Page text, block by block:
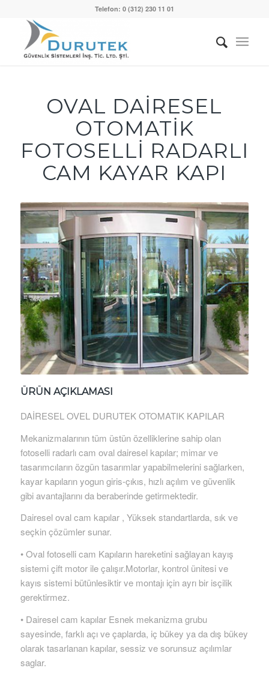
Telefon: 0 (312) 230 11 01
OVAL DAİRESEL
OTOMATİK
FOTOSELLİ RADARLI
CAM KAYAR KAPI
ÜRÜN AÇIKLAMASI
DAİRESEL OVEL DURUTEK OTOMATIK KAPILAR
Mekanizmalarının tüm üstün özelliklerine sahip olan
fotoselli radarlı cam oval dairesel kapılar; mimar ve
tasarımcıların özgün tasarımlar yapabilmelerini sağlarken,
kayar kapıların yogun giris-çıkıs, hızlı açılım ve güvenlik
gibi avantajlarını da beraberinde getirmektedir.
Dairesel oval cam kapılar , Yüksek standartlarda, sık ve
seçkin çözümler sunar.
• Oval fotoselli cam Kapıların hareketini sağlayan kayış
sistemi çift motor ile çalışır.Motorlar, kontrol ünitesi ve
kayıs sistemi bütünlesiktir ve montajı için ayrı bir isçilik
gerektirmez.
• Dairesel cam kapılar Esnek mekanizma grubu
sayesinde, farklı açı ve çaplarda, iç bükey ya da dış bükey
olarak tasarlanan kapılar, sessiz ve sorunsuz açılımlar
saglar.